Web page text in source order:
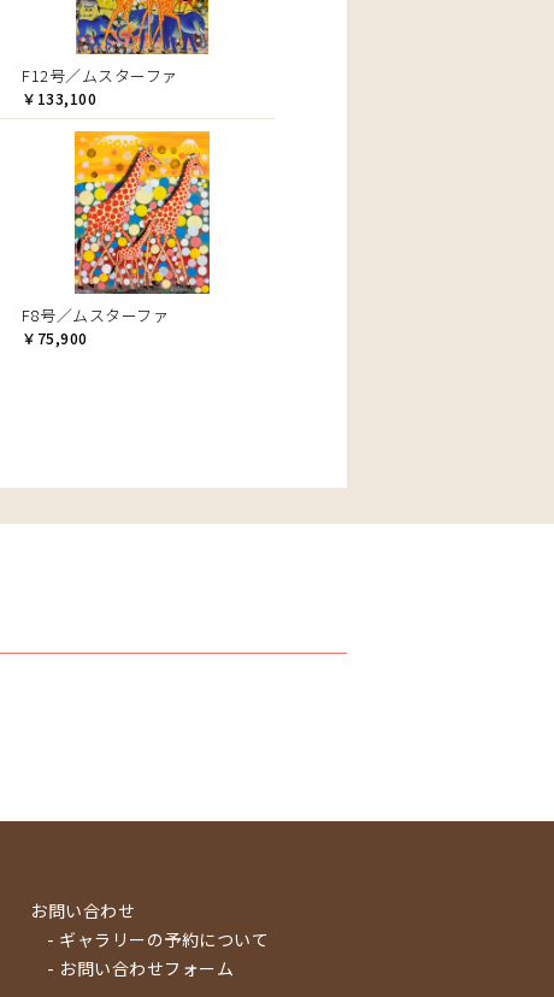
F12号／ムスターファ
￥133,100
F8号／ムスターファ
￥75,900
お問い合わせ
- ギャラリーの予約について
- お問い合わせフォーム